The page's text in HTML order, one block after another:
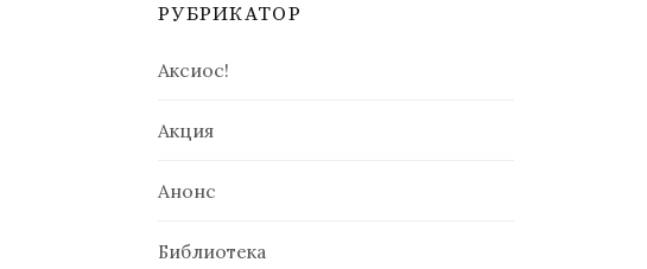
РУБРИКАТОР
Аксиос!
Акция
Анонс
Библиотека